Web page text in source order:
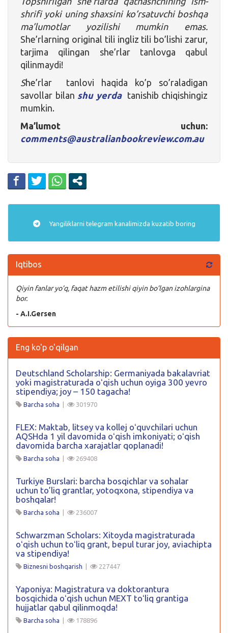
shrifi yoki uning shaxsini ko’rsatuvchi boshqa
ma’lumotlar yozilishi mumkin emas.
She’rlarning original tili ingliz tili bo’lishi zarur,
tarjima qilingan she’rlar tanlovga qabul
qilinmaydi!
She’rlar tanlovi haqida ko’p so’raladigan
savollar bilan shu yerda
tanishib chiqishingiz
mumkin.
Ma’lumot uchun:
comments@australianbookreview.com.au
Yangiliklarni telegram kanalimizda kuzatib boring
Iqtibos
Qiyin fanlar yo’q, faqat hazm etilishi qiyin bo’lgan izohlargina
bor.
- A.I.Gersen
Eng ko'p o'qilgan
Deutschland Scholarship: Germaniyada bakalavriat
yoki magistraturada oʻqish uchun oyiga 300 yevro
stipendiya; joy – 150 tagacha!
Barcha soha | 301970
FLEX: Maktab, litsey va kollej oʻquvchilari uchun
AQSHda 1 yil davomida oʻqish imkoniyati; oʻqish
davomida barcha xarajatlar qoplanadi!
Barcha soha | 269408
Turkiye Burslari: barcha bosqichlar va sohalar
uchun to’liq grantlar, yotoqxona, stipendiya va
boshqalar!
Barcha soha | 236007
Schwarzman Scholars: Xitoyda magistraturada
oʻqish uchun toʻliq grant, bepul turar joy, aviachipta
va stipendiya!
Biznesni boshqarish | 227447
Yaponiya: Magistratura va doktorantura
bosqichida oʻqish uchun MEXT toʻliq grantiga
hujjatlar qabul qilinmoqda!
Barcha soha | 178896